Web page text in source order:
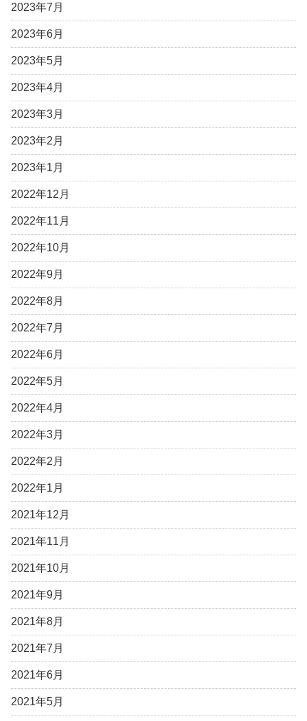
2023年7月
2023年6月
2023年5月
2023年4月
2023年3月
2023年2月
2023年1月
2022年12月
2022年11月
2022年10月
2022年9月
2022年8月
2022年7月
2022年6月
2022年5月
2022年4月
2022年3月
2022年2月
2022年1月
2021年12月
2021年11月
2021年10月
2021年9月
2021年8月
2021年7月
2021年6月
2021年5月